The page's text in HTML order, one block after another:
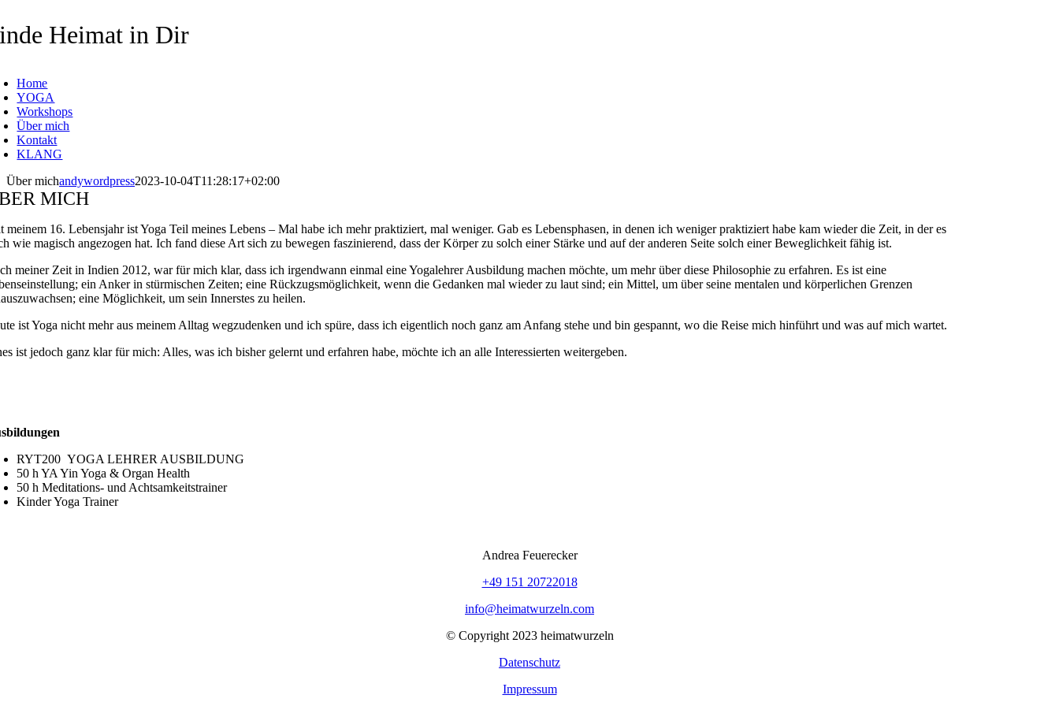
Inhalt
springen
Heimat in Dir
Home
YOGA
Workshops
Über mich
Kontakt
KLANG
Über michandywordpress2023-10-04T11:28:17+02:00
MICH
meinem 16. Lebensjahr ist Yoga Teil meines Lebens – Mal habe ich mehr praktiziert, mal weniger. Gab es Lebensphasen, in denen ich weniger praktiziert habe kam wieder die Zeit, in der es
wie magisch angezogen hat. Ich fand diese Art sich zu bewegen faszinierend, dass der Körper zu solch einer Stärke und auf der anderen Seite solch einer Beweglichkeit fähig ist.
meiner Zeit in Indien 2012, war für mich klar, dass ich irgendwann einmal eine Yogalehrer Ausbildung machen möchte, um mehr über diese Philosophie zu erfahren. Es ist eine
ein Anker in stürmischen Zeiten; eine Rückzugsmöglichkeit, wenn die Gedanken mal wieder zu laut sind; ein Mittel, um über seine mentalen und körperlichen Grenzen
eine Möglichkeit, um sein Innerstes zu heilen.
ist Yoga nicht mehr aus meinem Alltag wegzudenken und ich spüre, dass ich eigentlich noch ganz am Anfang stehe und bin gespannt, wo die Reise mich hinführt und was auf mich wartet.
ist jedoch ganz klar für mich: Alles, was ich bisher gelernt und erfahren habe, möchte ich an alle Interessierten weitergeben.
RYT200 YOGA LEHRER AUSBILDUNG
50 h YA Yin Yoga & Organ Health
50 h Meditations- und Achtsamkeitstrainer
Kinder Yoga Trainer
Andrea Feuerecker
+49 151 20722018
info@heimatwurzeln.com
© Copyright 2023 heimatwurzeln
Datenschutz
Impressum